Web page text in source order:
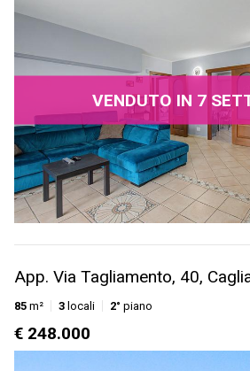
VENDUTO IN 7
App. Via Tagliamento, 40,
85 m² 3 locali 2° piano
€ 248.000